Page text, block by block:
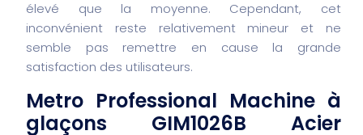
élevé que la moyenne. Cependant, cet
inconvénient reste relativement mineur et ne
semble pas remettre en cause la grande
satisfaction des utilisateurs.
Metro Professional Machine à
glaçons GIM1026B Acier